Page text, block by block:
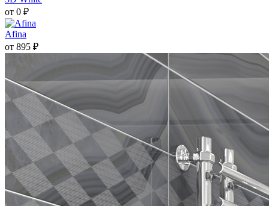
от 0 ₽
Afina
от 895 ₽